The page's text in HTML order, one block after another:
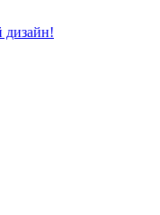
дизайн!